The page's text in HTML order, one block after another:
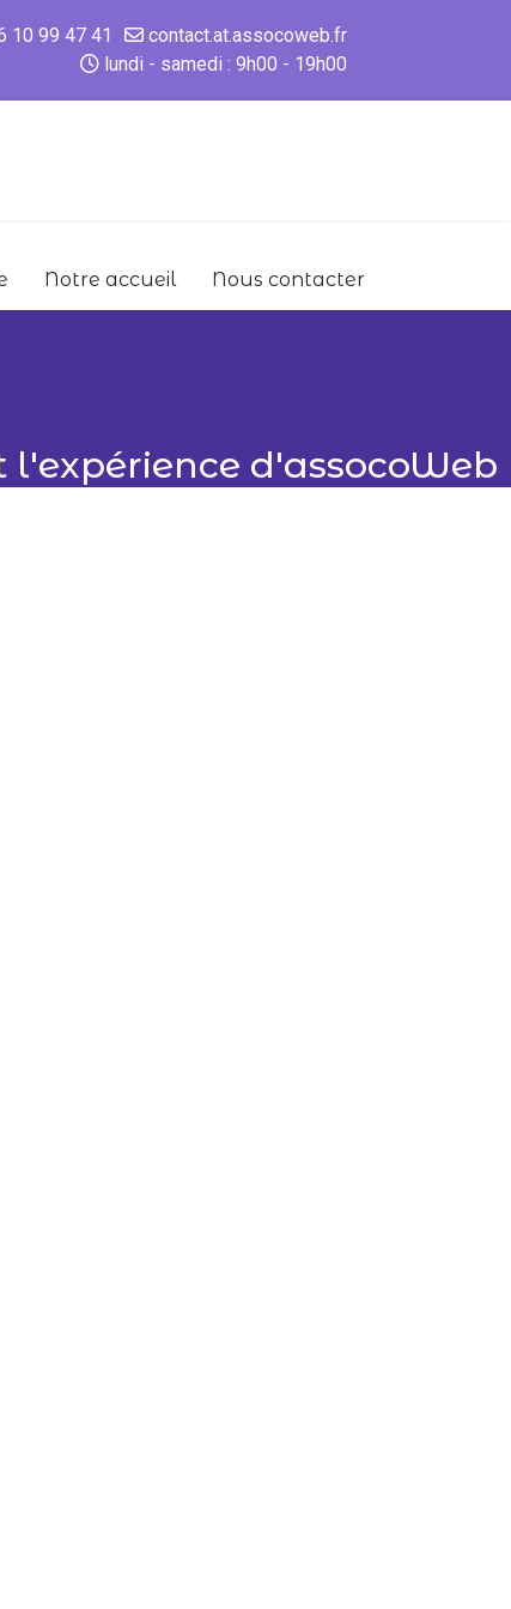
10 99 47 41
contact.at.assocoweb.fr
lundi - samedi : 9h00 - 19h00
Notre accueil Nous contacter
d'assocoWeb